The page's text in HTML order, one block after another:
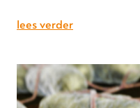
lees verder